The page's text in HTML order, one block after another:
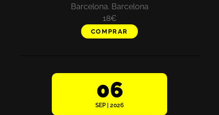
Barcelona. Barcelona
18€
COMPRAR
06
SEP | 2026